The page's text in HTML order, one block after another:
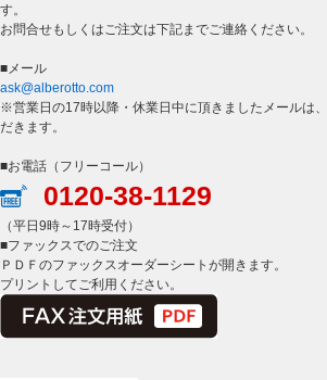
す。
お問合せもしくはご注文は下記までご連絡ください。
■メール
ask@alberotto.com
※営業日の17時以降・休業日中に頂きましたメールは
だきます。
■お電話（フリーコール）
0120-38-1129
（平日9時～17時受付）
■ファックスでのご注文
ＰＤＦのファックスオーダーシートが開きます。
プリントしてご利用ください。